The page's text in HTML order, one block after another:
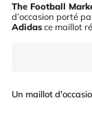
The Football
d’occasion porté
Adidasce maillot
Un maillot